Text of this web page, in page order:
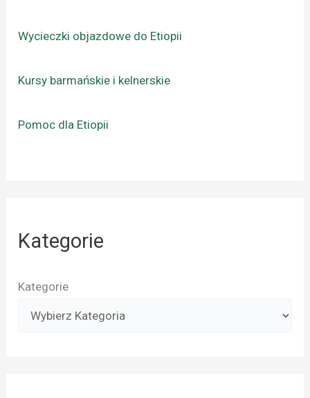
Wycieczki objazdowe do Etiopii
Kursy barmańskie i kelnerskie
Pomoc dla Etiopii
Kategorie
Kategorie